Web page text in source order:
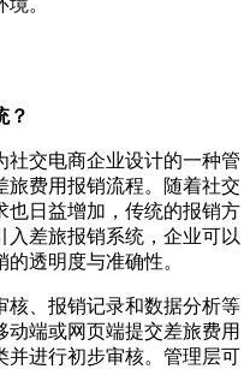
？
社交电商企业设计的一种管
旅费用报销流程。随着社交
也日益增加，传统的报销方
差旅报销系统，企业可以
透明度与准确性。
核、报销记录和数据分析等
端或网页端提交差旅费用
并进行初步审核。管理层可